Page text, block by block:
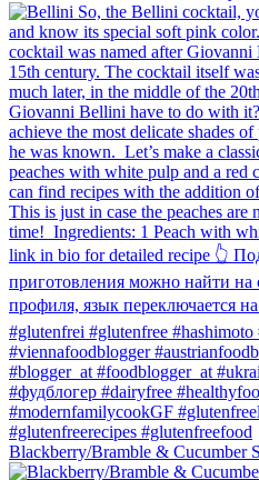
Blackberry/Bramble & Cucumber